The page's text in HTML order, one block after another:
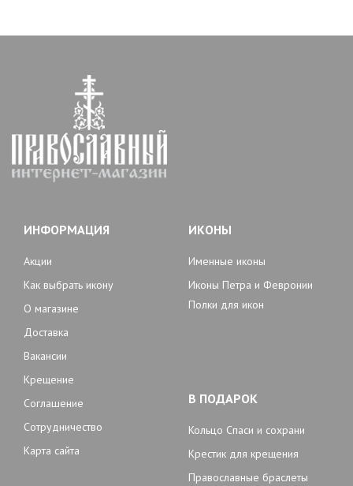
ИНФОРМАЦИЯ
Акции
Как выбрать икону
О магазине
Доставка
Вакансии
Крещение
Соглашение
Сотрудничество
Карта сайта
ИКОНЫ
Именные иконы
Иконы Петра и Февронии
Полки для икон
В ПОДАРОК
Кольцо Спаси и сохрани
Крестик для крещения
Православные браслеты